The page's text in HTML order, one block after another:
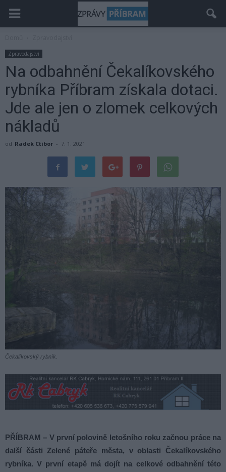
Zpravodajství
Na odbahnění Čekalíkovského
rybníka Příbram získala dotaci.
Jde ale jen o zlomek celkových
nákladů
od Radek Ctibor - 7. 1. 2021
Čekalíkovský rybník.
PŘÍBRAM – V první polovině letošního roku začnou práce na
další části Zelené páteře města, v oblasti Čekalíkovského
rybníka. V první etapě má dojít na celkové odbahnění této